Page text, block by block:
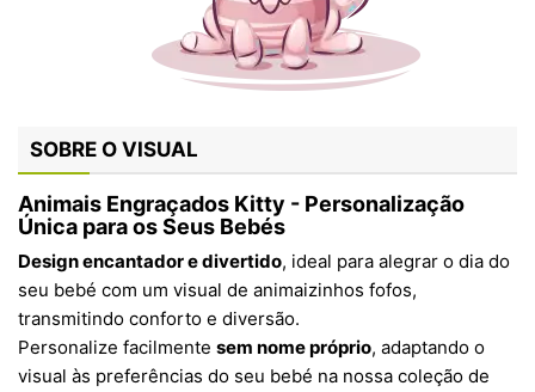
SOBRE O VISUAL
Animais Engraçados Kitty - Personalização
Única para os Seus Bebés
Design encantador e divertido, ideal para alegrar o dia do
seu bebé com um visual de animaizinhos fofos,
transmitindo conforto e diversão.
Personalize facilmente sem nome próprio, adaptando o
visual às preferências do seu bebé na nossa coleção de